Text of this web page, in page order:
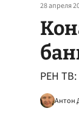
28 апреля
РЕН ТВ:
Антон